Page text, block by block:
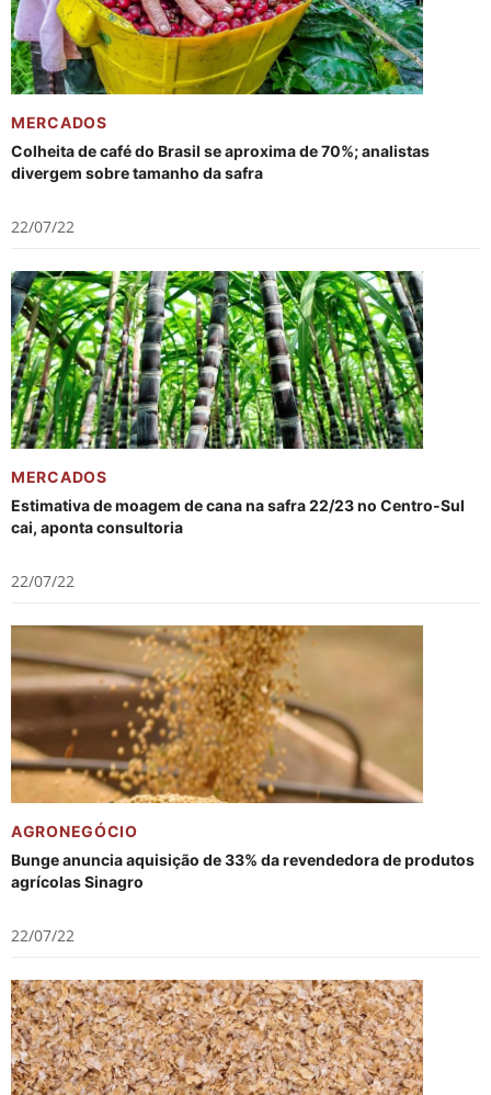
MERCADOS
Colheita de café do Brasil se aproxima de 70%; analistas
divergem sobre tamanho da safra
22/07/22
MERCADOS
Estimativa de moagem de cana na safra 22/23 no Centro-Sul
cai, aponta consultoria
22/07/22
AGRONEGÓCIO
Bunge anuncia aquisição de 33% da revendedora de produtos
agrícolas Sinagro
22/07/22